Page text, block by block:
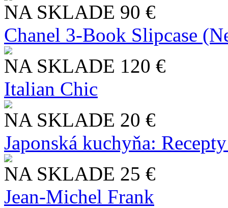
NA SKLADE 90 €
Chanel 3-Book Slipcase
NA SKLADE 120 €
Italian Chic
NA SKLADE 20 €
Japonská kuchyňa:
NA SKLADE 25 €
Jean-Michel Frank